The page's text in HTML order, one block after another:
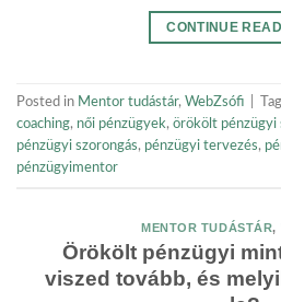
CONTINUE
Posted in Mentor tudástár, WebZsófi
coaching, női pénzügyek, örökölt pénzügyi
pénzügyi szorongás, pénzügyi tervezés,
pénzügyimentor
MENTOR TUDÁSTÁR,
Örökölt pénzügyi
viszed tovább, és